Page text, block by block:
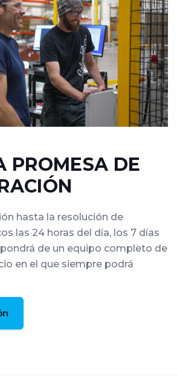
PROMESA DE
hasta la resolución de
las 24 horas del día, los 7 días
de un equipo completo de
en el que siempre podrá